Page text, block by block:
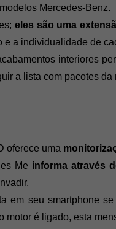
Mercedes-Benz.
eles são uma
a individualidade de
interiores
a lista com pacotes da
oferece uma
Me informa através
em seu smartphone
é ligado, esta